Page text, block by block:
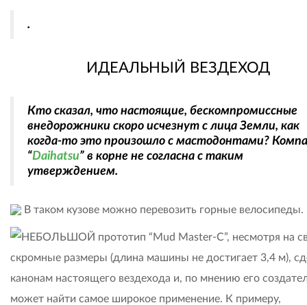
.
ИДЕАЛЬНЫЙ ВЕЗДЕХОД
Кто сказал, что настоящие, бескомпромиссные
внедорожники скоро исчезнут с лица Земли, как
когда-то это произошло с мастодонтами?
“Daihatsu” в корне не согласна с таким
утверждением.
В таком кузове можно перевозить горные велосипеды.
НЕБОЛЬШОЙ прототип “Mud Master-C”, несмотря на
скромные размеры (длина машины не достигает 3,4 м),
канонам настоящего вездехода и, по мнению его
может найти самое широкое применение. К примеру,